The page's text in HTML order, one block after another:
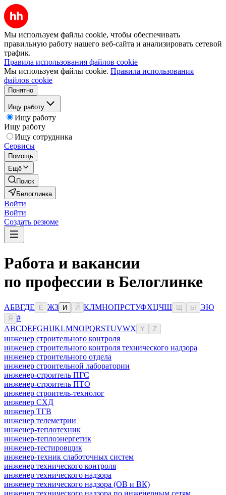
Мы используем файлы cookie, чтобы обеспечивать
правильную работу нашего веб-сайта и анализировать сетевой
трафик.
Правила использования файлов cookie
Мы используем файлы cookie. Правила использования
файлов cookie
Понятно
Ищу работу
Ищу работу
Ищу работу
Ищу сотрудника
Сервисы
Помощь
Ещё
Поиск
Белоглинка
Войти
Войти
Создать резюме
Работа и вакансии
по профессии в Белоглинке
АБВГДЕ Ё ЖЗ И Й КЛМНОПРСТУФХЦЧШ Ы ЭЮ
Я
#
ABCDEFGHIJKLMNOPQRSTUVWX Y Z
инженер строительного контроля
инженер строительного контроля технического надзора
инженер строительного отдела
инженер строительной лаборатории
инженер-строитель ПГС
инженер-строитель ПТО
инженер строитель-технолог
инженер СХД
инженер ТГВ
инженер телеметрии
инженер-теплотехник
инженер-теплоэнергетик
инженер-тестировщик
инженер-техник слаботочных систем
инженер технического контроля
инженер технического надзора
инженер технического надзора (ОВ и ВК)
инженер технического надзора по инженерным сетям